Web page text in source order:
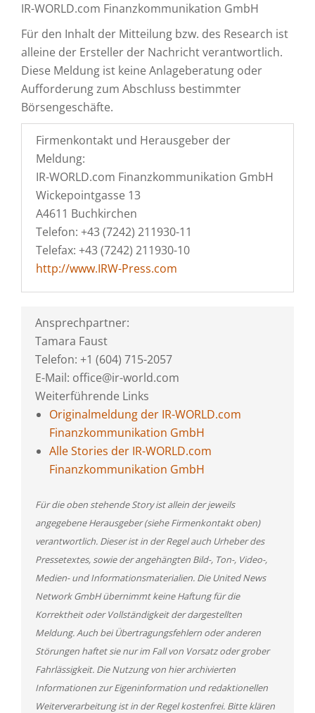
IR-WORLD.com Finanzkommunikation GmbH
Für den Inhalt der Mitteilung bzw. des Research ist
alleine der Ersteller der Nachricht verantwortlich.
Diese Meldung ist keine Anlageberatung oder
Aufforderung zum Abschluss bestimmter
Börsengeschäfte.
Firmenkontakt und Herausgeber der
Meldung:
IR-WORLD.com Finanzkommunikation GmbH
Wickepointgasse 13
A4611 Buchkirchen
Telefon: +43 (7242) 211930-11
Telefax: +43 (7242) 211930-10
http://www.IRW-Press.com
Ansprechpartner:
Tamara Faust
Telefon: +1 (604) 715-2057
E-Mail: office@ir-world.com
Weiterführende Links
Originalmeldung der IR-WORLD.com
Finanzkommunikation GmbH
Alle Stories der IR-WORLD.com
Finanzkommunikation GmbH
Für die oben stehende Story ist allein der jeweils
angegebene Herausgeber (siehe Firmenkontakt oben)
verantwortlich. Dieser ist in der Regel auch Urheber des
Pressetextes, sowie der angehängten Bild-, Ton-, Video-,
Medien- und Informationsmaterialien. Die United News
Network GmbH übernimmt keine Haftung für die
Korrektheit oder Vollständigkeit der dargestellten
Meldung. Auch bei Übertragungsfehlern oder anderen
Störungen haftet sie nur im Fall von Vorsatz oder grober
Fahrlässigkeit. Die Nutzung von hier archivierten
Informationen zur Eigeninformation und redaktionellen
Weiterverarbeitung ist in der Regel kostenfrei. Bitte klären